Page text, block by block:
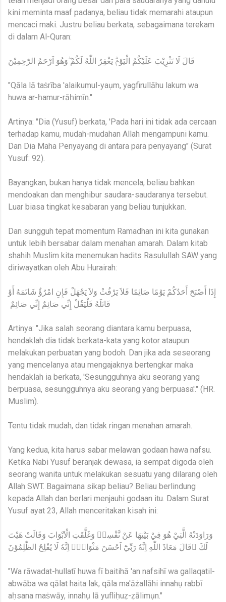
kini meminta maaf padanya, beliau tidak memarahi ataupun
mencaci maki. Justru beliau berkata, sebagaimana terekam
di dalam Al-Quran:
قَالَ لَا تَثْرِيْبَ عَلَيْكُمُ الْيَوْمَۗ يَغْفِرُ اللّٰهُ لَكُمْ ۖوَهُوَ اَرْحَمُ الرّٰحِمِيْنَ
"Qāla lā taṡrība 'alaikumul-yaụm, yagfirullāhu lakum wa
huwa ar-ḥamur-rāḥimīn."
Artinya: "Dia (Yusuf) berkata, 'Pada hari ini tidak ada cercaan
terhadap kamu, mudah-mudahan Allah mengampuni kamu.
Dan Dia Maha Penyayang di antara para penyayang" (Surat
Yusuf: 92).
Bayangkan, bukan hanya tidak mencela, beliau bahkan
mendoakan dan menghibur saudara-saudaranya tersebut.
Luar biasa tingkat kesabaran yang beliau tunjukkan.
Dan sungguh tepat momentum Ramadhan ini kita gunakan
untuk lebih bersabar dalam menahan amarah. Dalam kitab
shahih Muslim kita menemukan hadits Rasulullah SAW yang
diriwayatkan oleh Abu Hurairah:
‏ إِذَا أَصْبَحَ أَحَدُكُمْ يَوْمًا صَائِمًا فَلاَ يَرْفُثْ وَلاَ يَجْهَلْ فَإِنِ امْرُؤٌ شَاتَمَهُ أَوْ
قَاتَلَهُ فَلْيَقُلْ إِنِّي صَائِمٌ إِنِّي صَائِمٌ ‏
Artinya: "Jika salah seorang diantara kamu berpuasa,
hendaklah dia tidak berkata-kata yang kotor ataupun
melakukan perbuatan yang bodoh. Dan jika ada seseorang
yang mencelanya atau mengajaknya bertengkar maka
hendaklah ia berkata, 'Sesungguhnya aku seorang yang
berpuasa, sesungguhnya aku seorang yang berpuasa'." (HR.
Muslim).
Tentu tidak mudah, dan tidak ringan menahan amarah.
Yang kedua, kita harus sabar melawan godaan hawa nafsu.
Ketika Nabi Yusuf beranjak dewasa, ia sempat digoda oleh
seorang wanita untuk melakukan sesuatu yang dilarang oleh
Allah SWT. Bagaimana sikap beliau? Beliau berlindung
kepada Allah dan berlari menjauhi godaan itu. Dalam Surat
Yusuf ayat 23, Allah menceritakan kisah ini:
وَرَاوَدَتْهُ الَّتِيْ هُوَ فِيْ بَيْتِهَا عَنْ نَّفْسِهٖ وَغَلَّقَتِ الْاَبْوَابَ وَقَالَتْ هَيْتَ
لَكَ ۗقَالَ مَعَاذَ اللّٰهِ اِنَّهٗ رَبِّيْٓ اَحْسَنَ مَثْوَايَۗ اِنَّهٗ لَا يُفْلِحُ الظّٰلِمُوْنَ
"Wa rāwadat-hullatī huwa fī baitihā 'an nafsihī wa gallaqatil-
abwāba wa qālat haita lak, qāla ma'āżallāhi innahụ rabbī
aḥsana maṡwāy, innahụ lā yufliḥuẓ-ẓālimụn."